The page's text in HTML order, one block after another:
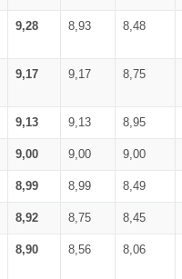
9,28 8,93 8,48
9,17 9,17 8,75
9,13 9,13 8,95
9,00 9,00 9,00
8,99 8,99 8,49
8,92 8,75 8,45
8,90 8,56 8,06